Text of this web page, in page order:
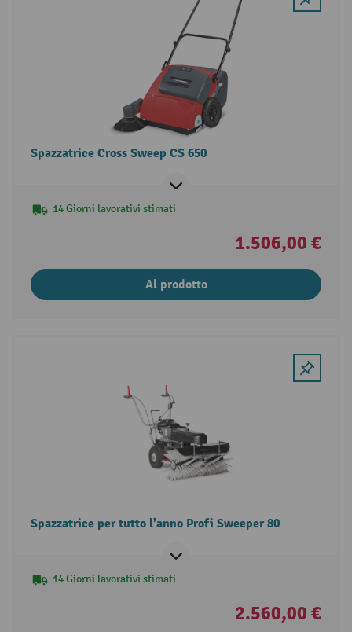
Spazzatrice Cross Sweep CS 650
14 Giorni lavorativi stimati
1.506,00 €
Al prodotto
Spazzatrice per tutto l'anno Profi Sweeper 80
14 Giorni lavorativi stimati
2.560,00 €